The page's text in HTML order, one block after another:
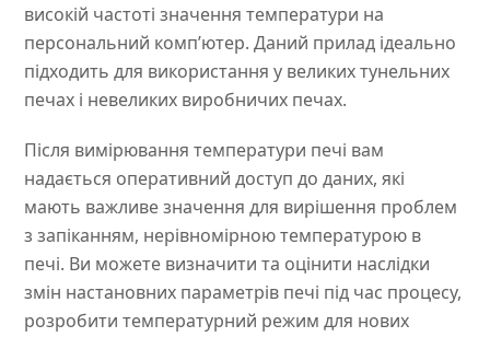
високій частоті значення температури на
персональний комп’ютер. Даний прилад ідеально
підходить для використання у великих тунельних
печах і невеликих виробничих печах.
Після вимірювання температури печі вам
надається оперативний доступ до даних, які
мають важливе значення для вирішення проблем
з запіканням, нерівномірною температурою в
печі. Ви можете визначити та оцінити наслідки
змін настановних параметрів печі під час процесу,
розробити температурний режим для нових